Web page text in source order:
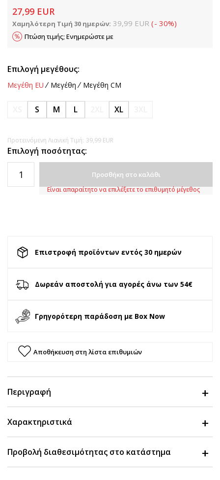
27,99 EUR
Χαμηλότερη Τιμή 30 ημερών: 39,99 EUR (- 30%)
Πτώση τιμής; Ενημερώστε με
Επιλογή μεγέθους:
Μεγέθη EU Μεγέθη Μεγέθη CM
S M L XL
Προτεινόμενη Λιανική Τιμή: 39,99 EUR
Επιλογή ποσότητας:
Προσθήκη στο καλάθι
Είναι απαραίτητο να επιλέξετε το επιθυμητό μέγεθος
Επιστροφή προϊόντων εντός 30 ημερών
Δωρεάν αποστολή για αγορές άνω των 54€
Γρηγορότερη παράδοση με Box Now
Αποθήκευση στη λίστα επιθυμιών
Περιγραφή
Χαρακτηριστικά
Προβολή διαθεσιμότητας στο κατάστημα